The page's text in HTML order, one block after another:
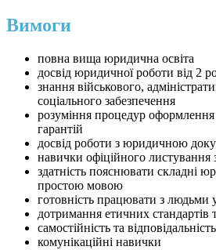
Вимоги
повна вища юридична освіта
досвід юридичної роботи від 2
знання військового,
соціального забезпечення
розуміння процедур оформлення
гарантій
досвід роботи з юридичною
навички офіційного
здатність пояснювати складні
простою мовою
готовність працювати з людьми
дотримання етичних стандартів
самостійність та відповідальність
комунікаційні навички